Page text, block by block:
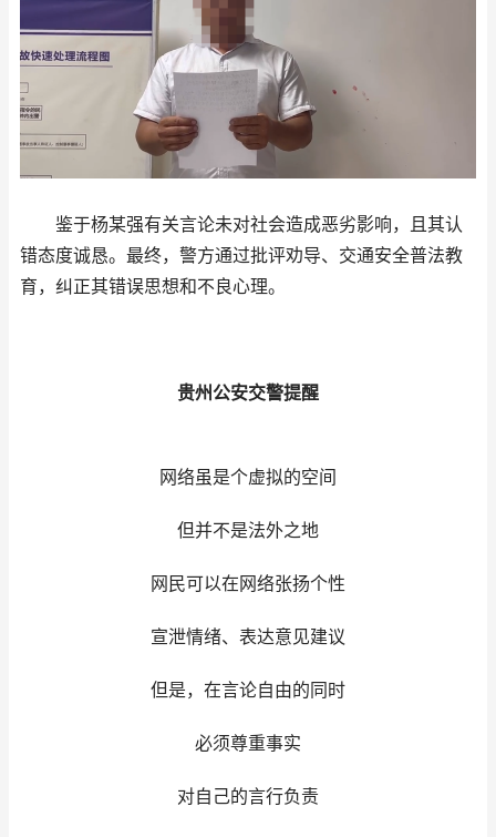
鉴于杨某强有关言论未对社会造成恶劣影响，且其认
错态度诚恳。最终，警方通过批评劝导、交通安全普法教
育，纠正其错误思想和不良心理。
贵州公安交警提醒
网络虽是个虚拟的空间
但并不是法外之地
网民可以在网络张扬个性
宣泄情绪、表达意见建议
但是，在言论自由的同时
必须尊重事实
对自己的言行负责